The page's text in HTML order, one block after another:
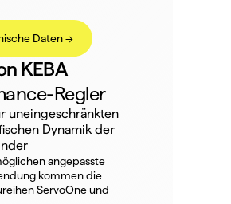
Daten ->
KEBA
Regler
uneingeschränkten
Dynamik der
angepasste
kommen die
ServoOne und